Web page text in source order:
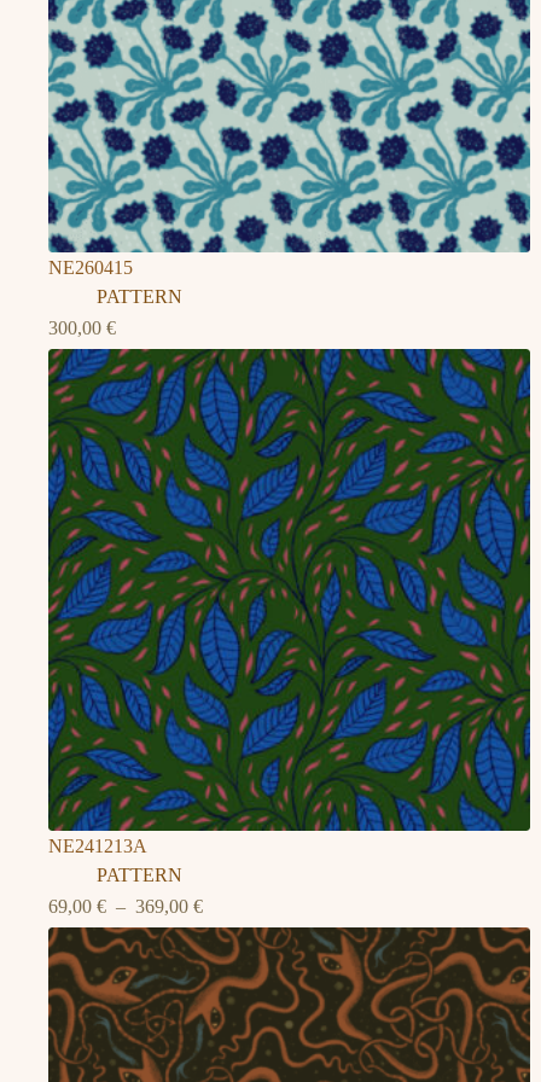
NE260415
PATTERN
300,00 €
NE241213A
PATTERN
69,00 € – 369,00 €Plage
de
prix :
69,00 €
à
369,00 €